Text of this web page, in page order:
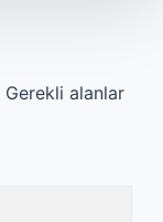
Gerekli alanlar